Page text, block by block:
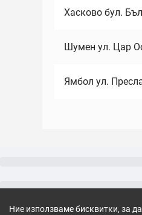
Хасково бул.
Шумен ул. Цар
Ямбол ул.
Ние използваме бисквитки, за